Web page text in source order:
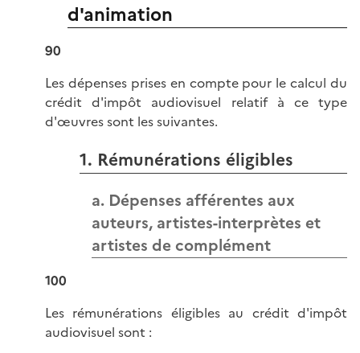
d'animation
90
Les dépenses prises en compte pour le calcul du
crédit d'impôt audiovisuel relatif à ce type
d'œuvres sont les suivantes.
1. Rémunérations éligibles
a. Dépenses afférentes aux
auteurs, artistes-interprètes et
artistes de complément
100
Les rémunérations éligibles au crédit d'impôt
audiovisuel sont :